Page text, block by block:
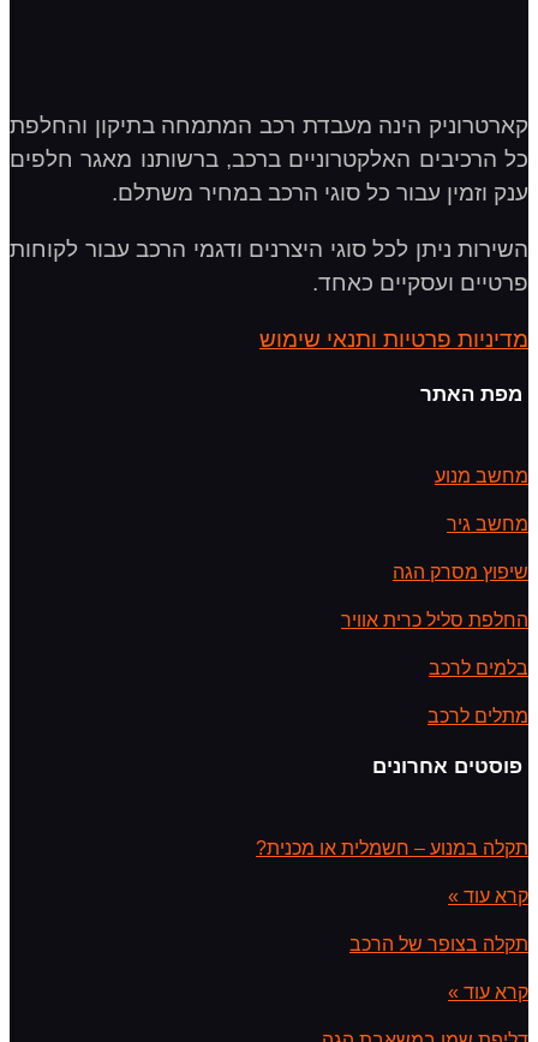
קארטרוניק הינה מעבדת רכב המתמחה בתיקון והחלפת
כל הרכיבים האלקטרוניים ברכב, ברשותנו מאגר חלפים
ענק וזמין עבור כל סוגי הרכב במחיר משתלם.
השירות ניתן לכל סוגי היצרנים ודגמי הרכב עבור לקוחות
פרטיים ועסקיים כאחד.
מדיניות פרטיות ותנאי שימוש
מפת האתר
מחשב מנוע
מחשב גיר
שיפוץ מסרק הגה
החלפת סליל כרית אוויר
בלמים לרכב
מתלים לרכב
פוסטים אחרונים
תקלה במנוע – חשמלית או מכנית?
קרא עוד »
תקלה בצופר של הרכב
קרא עוד »